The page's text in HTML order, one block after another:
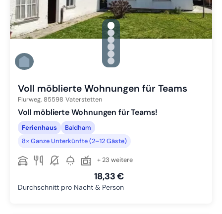
gallery.slide_selector
Zu Slide 1 wechseln
Zu Slide 2 wechseln
Zu Slide 3 wechseln
Zu Slide 4 wechseln
Zu Slide 5 wechseln
Zu Slide 6 wechseln
Voll möblierte Wohnungen für Teams
Flurweg, 85598 Vaterstetten
Voll möblierte Wohnungen für Teams!
Ferienhaus
Baldham
8× Ganze Unterkünfte (2–12 Gäste)
+ 23 weitere
18,33 €
Durchschnitt pro Nacht & Person